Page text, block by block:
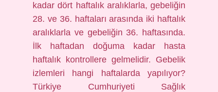
kadar dört haftalık aralıklarla, gebeliğin
28. ve 36. haftaları arasında iki haftalık
aralıklarla ve gebeliğin 36. haftasında.
İlk haftadan doğuma kadar hasta
haftalık kontrollere gelmelidir. Gebelik
izlemleri hangi haftalarda yapılıyor?
Türkiye Cumhuriyeti Sağlık